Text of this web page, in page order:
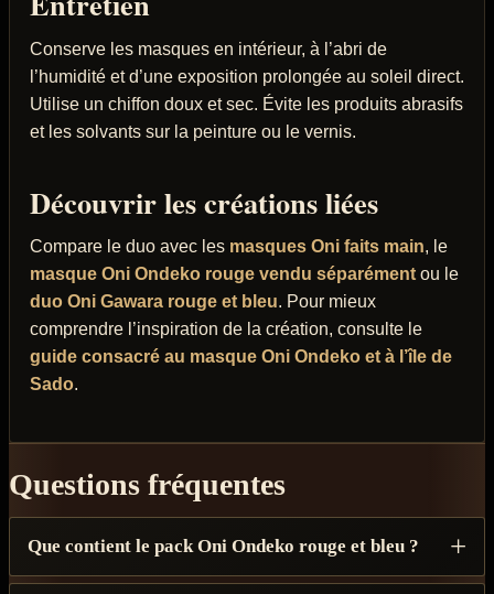
Conserve les masques en intérieur, à l’abri de
l’humidité et d’une exposition prolongée au soleil direct.
Utilise un chiffon doux et sec. Évite les produits abrasifs
et les solvants sur la peinture ou le vernis.
Découvrir les créations liées
Compare le duo avec les masques Oni faits main, le
masque Oni Ondeko rouge vendu séparément ou le
duo Oni Gawara rouge et bleu. Pour mieux
comprendre l’inspiration de la création, consulte le
guide consacré au masque Oni Ondeko et à l’île de
Sado.
Questions fréquentes
Que contient le pack Oni Ondeko rouge et bleu ?